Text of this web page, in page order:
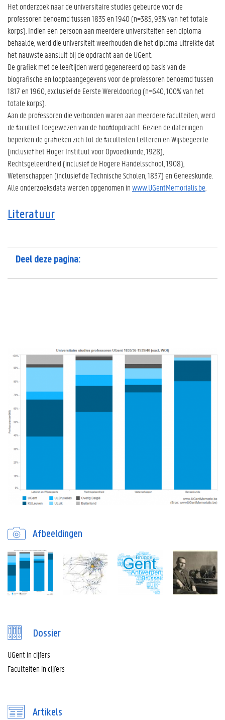
Het onderzoek naar de universitaire studies gebeurde voor de
professoren benoemd tussen 1835 en 1940 (n=385, 93% van het totale
korps). Indien een persoon aan meerdere universiteiten een diploma
behaalde, werd die universiteit weerhouden die het diploma uitreikte dat
het nauwste aansluit bij de opdracht aan de UGent.
De grafiek met de leeftijden werd gegenereerd op basis van de
biografische en loopbaangegevens voor de professoren benoemd tussen
1817 en 1960, exclusief de Eerste Wereldoorlog (n=640, 100% van het
totale korps).
Aan de professoren die verbonden waren aan meerdere faculteiten, werd
de faculteit toegewezen van de hoofdopdracht. Gezien de dateringen
beperken de grafieken zich tot de faculteiten Letteren en Wijsbegeerte
(inclusief het Hoger Instituut voor Opvoedkunde, 1928),
Rechtsgeleerdheid (inclusief de Hogere Handelsschool, 1908),
Wetenschappen (inclusief de Technische Scholen, 1837) en Geneeskunde.
Alle onderzoeksdata werden opgenomen inwww.UGentMemorialis.be
Literatuur
Deel deze pagina:
Afbeeldingen
Dossier
UGent in cijfers
Faculteiten in cijfers
Artikels